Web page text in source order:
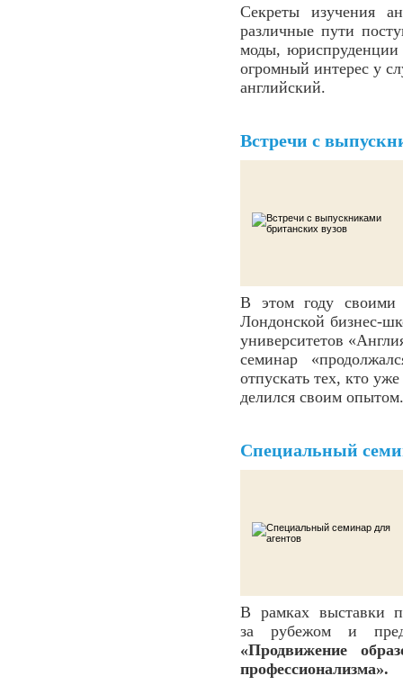
Секреты изучения
различные пути
моды,
огромный интерес у
английский.
Встречи с
В этом году своими
Лондонской бизнес-
университетов
семинар
отпускать тех, кто
делился своим опытом.
Специальный
В рамках выставки
за рубежом и
«Продвижение
профессионализма».